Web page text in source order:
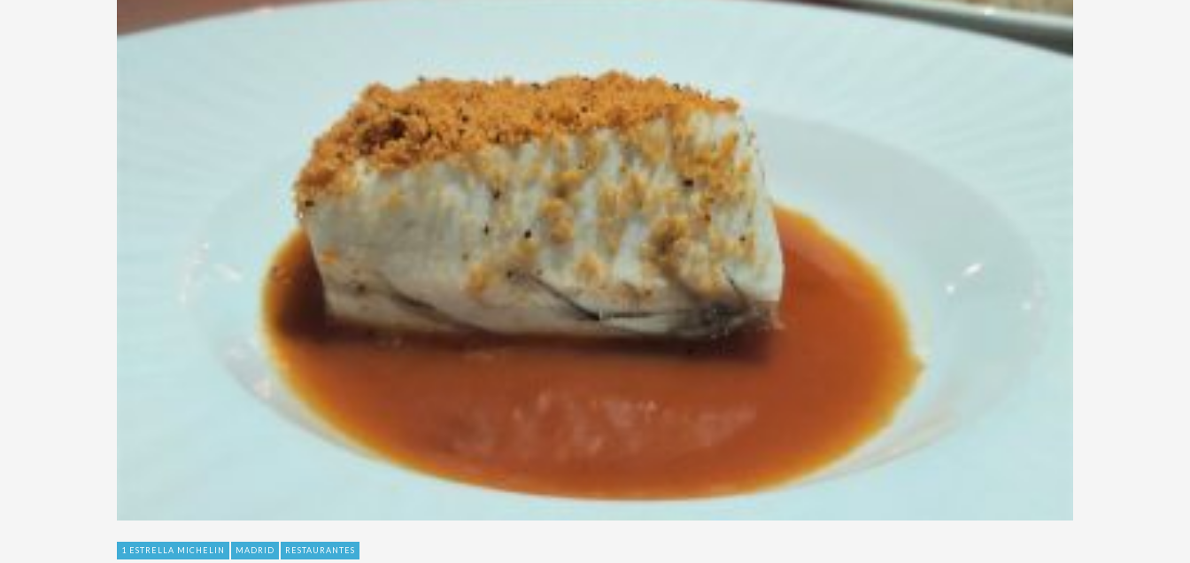
1 ESTRELLA MICHELIN MADRID RESTAURANTES